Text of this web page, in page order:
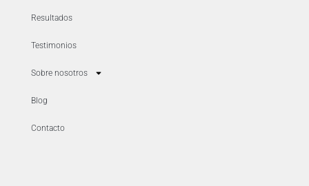
Resultados
Testimonios
Sobre nosotros
Blog
Contacto